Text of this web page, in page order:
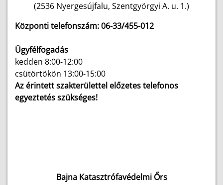
(2536 Nyergesújfalu, Szentgyörgyi A. u. 1.)
Központi telefonszám: 06-33/455-012
Ügyfélfogadás
kedden 8:00-12:00
csütörtökön 13:00-15:00
Az érintett szakterülettel előzetes telefonos
egyeztetés szükséges!
Bajna Katasztrófavédelmi Őrs